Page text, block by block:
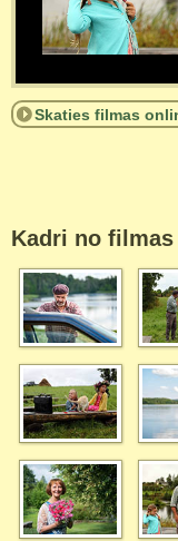
Skaties filmas
Kadri no filmas